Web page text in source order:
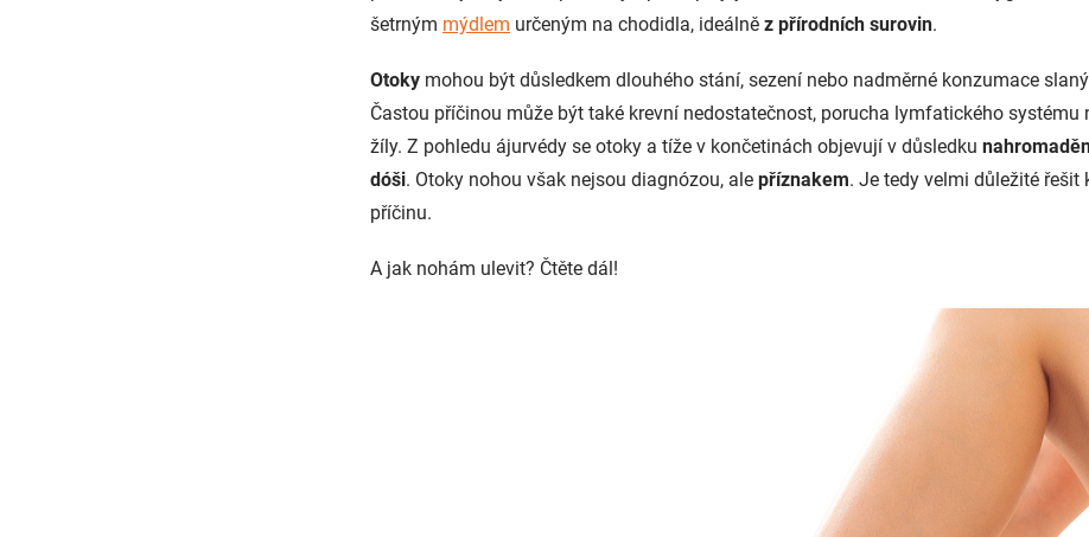
šetrným mýdlem určeným na chodidla, ideálně z přírodních surovin.
Otoky mohou být důsledkem dlouhého stání, sezení nebo nadměrné konzumace
Častou příčinou může být také krevní nedostatečnost, porucha lymfatického systému
žíly. Z pohledu ájurvédy se otoky a tíže v končetinách objevují v důsledku
dóši. Otoky nohou však nejsou diagnózou, ale příznakem. Je tedy velmi důležité řešit
příčinu.
A jak nohám ulevit? Čtěte dál!